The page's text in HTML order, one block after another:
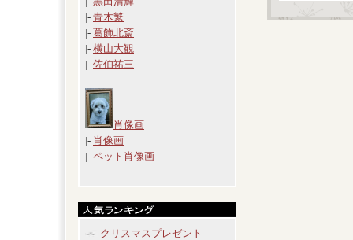
|- 青木繁
|- 葛飾北斎
|- 横山大観
|- 佐伯祐三
肖像画
|- 肖像画
|- ペット肖像画
クリスマスプレゼント